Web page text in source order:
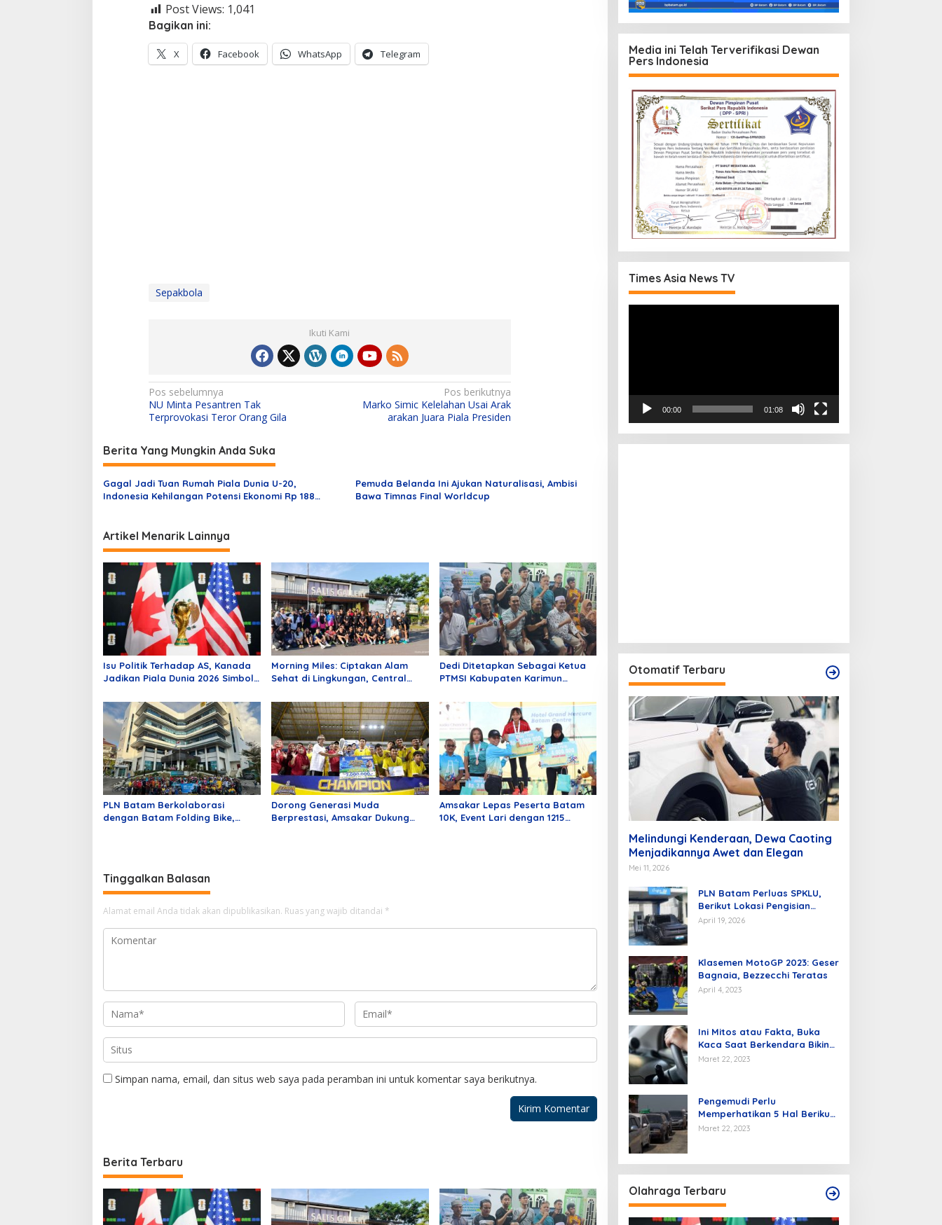
Post Views: 1,041
Bagikan ini:
X Facebook WhatsApp Telegram
Sepakbola
Ikuti Kami
N
a
i
g
a
i
p
o
s
Pos sebelumnya
NU Minta Pesantren Tak
Terprovokasi Teror Orang Gila
Pos berikutnya
Marko Simic Kelelahan Usai Arak
arakan Juara Piala Presiden
Berita Yang Mungkin Anda Suka
Gagal Jadi Tuan Rumah Piala Dunia U-20,
Indonesia Kehilangan Potensi Ekonomi Rp 188
Pemuda Belanda Ini Ajukan Naturalisasi, Ambisi
Bawa Timnas Final Worldcup
Artikel Menarik Lainnya
Isu Politik Terhadap AS, Kanada
Jadikan Piala Dunia 2026 Simbol
Morning Miles: Ciptakan Alam
Sehat di Lingkungan, Central
Dedi Ditetapkan Sebagai Ketua
PTMSI Kabupaten Karimun
PLN Batam Berkolaborasi
dengan Batam Folding Bike,
Dorong Generasi Muda
Berprestasi, Amsakar Dukung
Amsakar Lepas Peserta Batam
10K, Event Lari dengan 1215
Tinggalkan Balasan
Alamat email Anda tidak akan dipublikasikan. Ruas yang wajib ditandai *
Simpan nama, email, dan situs web saya pada peramban ini untuk komentar saya berikutnya.
Berita Terbaru
Media ini Telah Terverifikasi Dewan
Pers Indonesia
Times Asia News TV
00:00 01:08
Otomatif Terbaru
Melindungi Kenderaan, Dewa Caoting
Menjadikannya Awet dan Elegan
Mei 11, 2026
PLN Batam Perluas SPKLU,
Berikut Lokasi Pengisian
Kendaraan Listrik di Batam
April 19, 2026
Klasemen MotoGP 2023: Geser
Bagnaia, Bezzecchi Teratas
April 4, 2023
Ini Mitos atau Fakta, Buka
Kaca Saat Berkendara Bikin
Mobil Hemat BBM
Maret 22, 2023
Pengemudi Perlu
Memperhatikan 5 Hal Berikut
Agar Hemat BBM.
Maret 22, 2023
Olahraga Terbaru